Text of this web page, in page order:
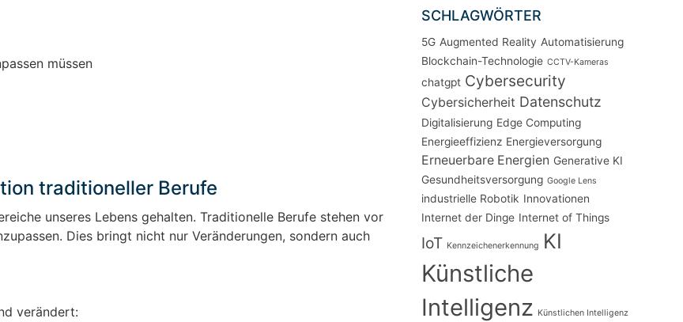
müssen
traditioneller Berufe
unseres Lebens gehalten. Traditionelle Berufe stehen vor
Dies bringt nicht nur Veränderungen, sondern auch
verändert:
SCHLAGWÖRTER
5G Augmented Reality Automatisierung
Blockchain-Technologie CCTV-Kameras
chatgpt Cybersecurity
Cybersicherheit Datenschutz
Digitalisierung Edge Computing
Energieeffizienz Energieversorgung
Erneuerbare Energien Generative KI
Gesundheitsversorgung Google Lens
industrielle Robotik Innovationen
Internet der Dinge Internet of Things
IoT Kennzeichenerkennung KI
Künstliche
Intelligenz Künstlichen Intelligenz